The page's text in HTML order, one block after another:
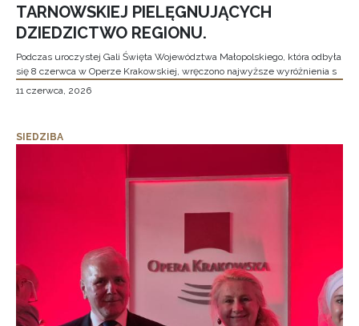
TARNOWSKIEJ PIELĘGNUJĄCYCH
DZIEDZICTWO REGIONU.
Podczas uroczystej Gali Święta Województwa Małopolskiego, która odbyła
się 8 czerwca w Operze Krakowskiej, wręczono najwyższe wyróżnienia s
11 czerwca, 2026
SIEDZIBA